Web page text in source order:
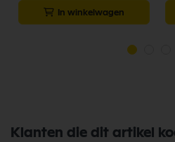
In winkelwagen
Klanten die dit artikel